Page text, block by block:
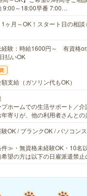
9:00～18:00早番 7:00…
1ヶ月～OK！スタート日の相
経験：時給1600円～ 有資格
払いOK
支給（ガソリン代もOK）
プホームでの生活サポート／
年寄りが、他の利用者さんと
OK / ブランクOK / パソコン
≫・無資格未経験OK・10名
希望の方は以下の日雇派遣禁